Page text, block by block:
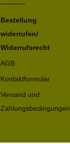
Bestellung
widerrufen/
Widerrufsrecht
AGB
Kontaktformular
Versand und
Zahlungsbedingungen